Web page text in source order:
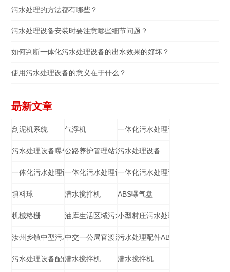
污水处理的方法都有哪些？
污水处理设备安装时要注意哪些细节问题？
如何判断一体化污水处理设备的出水效果的好坏？
使用污水处理设备的意义在于什么？
朂新文章
刮泥机系统 气浮机 一体化污水处理设备
污水处理设备曝气盘公路养护管理站污水处理
污水处理设备
一体化污水处理设备一体化污水处理设备一体化污水处理设备
填料球 潜水搅拌机 ABS曝气盘
机械格栅 油库生活区域污水处理设备
小型村庄污水处理
汝州乡镇中型污水处理站中交一公局官渡污水处理污水处理配件ABS材质耙齿
污水处理设备配件填料球
潜水搅拌机 潜水搅拌机